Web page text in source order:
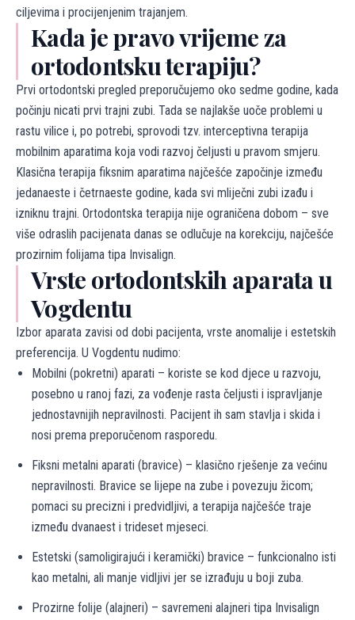
ciljevima i procijenjenim trajanjem.
Kada je pravo vrijeme za
ortodontsku terapiju?
Prvi ortodontski pregled preporučujemo oko sedme godine, kada
počinju nicati prvi trajni zubi. Tada se najlakše uoče problemi u
rastu vilice i, po potrebi, sprovodi tzv. interceptivna terapija
mobilnim aparatima koja vodi razvoj čeljusti u pravom smjeru.
Klasična terapija fiksnim aparatima najčešće započinje između
jedanaeste i četrnaeste godine, kada svi mliječni zubi izađu i
izniknu trajni. Ortodontska terapija nije ograničena dobom – sve
više odraslih pacijenata danas se odlučuje na korekciju, najčešće
prozirnim folijama tipa Invisalign.
Vrste ortodontskih aparata u
Vogdentu
Izbor aparata zavisi od dobi pacijenta, vrste anomalije i estetskih
preferencija. U Vogdentu nudimo:
Mobilni (pokretni) aparati – koriste se kod djece u razvoju,
posebno u ranoj fazi, za vođenje rasta čeljusti i ispravljanje
jednostavnijih nepravilnosti. Pacijent ih sam stavlja i skida i
nosi prema preporučenom rasporedu.
Fiksni metalni aparati (bravice) – klasično rješenje za većinu
nepravilnosti. Bravice se lijepe na zube i povezuju žicom;
pomaci su precizni i predvidljivi, a terapija najčešće traje
između dvanaest i trideset mjeseci.
Estetski (samoligirajući i keramički) bravice – funkcionalno isti
kao metalni, ali manje vidljivi jer se izrađuju u boji zuba.
Prozirne folije (alajneri) – savremeni alajneri tipa Invisalign